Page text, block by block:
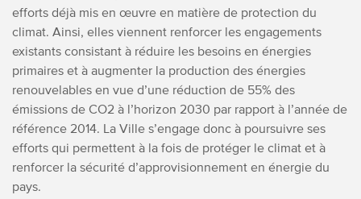
efforts déjà mis en œuvre en matière de protection du
climat. Ainsi, elles viennent renforcer les engagements
existants consistant à réduire les besoins en énergies
primaires et à augmenter la production des énergies
renouvelables en vue d’une réduction de 55% des
émissions de CO2 à l’horizon 2030 par rapport à l’année de
référence 2014. La Ville s’engage donc à poursuivre ses
efforts qui permettent à la fois de protéger le climat et à
renforcer la sécurité d’approvisionnement en énergie du
pays.